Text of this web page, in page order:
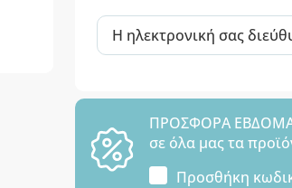
ΠΡΟΣΦΟΡΑ
σε όλα μας τα
Προσθήκη